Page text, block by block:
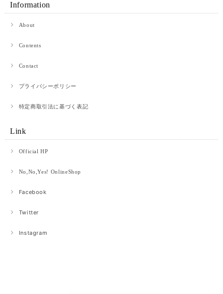
Information
About
Contents
Contact
プライバシーポリシー
特定商取引法に基づく表記
Link
Official HP
No,No,Yes! OnlineShop
Facebook
Twitter
Instagram